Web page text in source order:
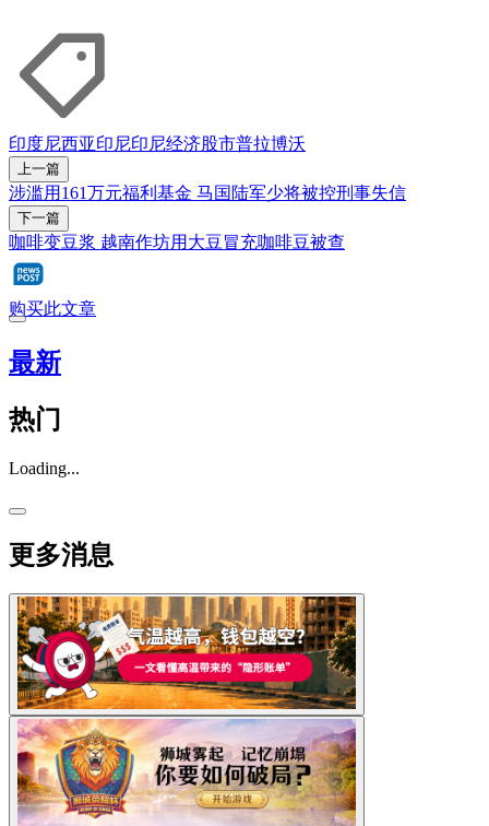
印度尼西亚印尼印尼经济股市普拉博沃
上一篇
涉滥用161万元福利基金 马国陆军少将被控刑事失信
下一篇
咖啡变豆浆 越南作坊用大豆冒充咖啡豆被查
购买此文章
最新
热门
Loading...
更多消息